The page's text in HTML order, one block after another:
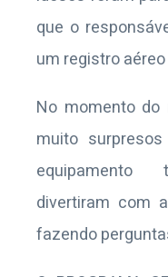
que o
um registro
No momento
muito
divertiram com
fazendo